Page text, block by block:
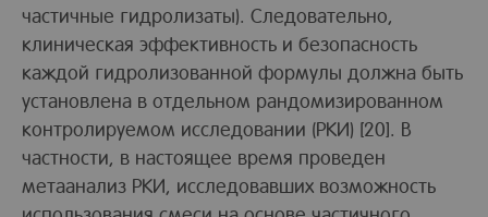
частичные гидролизаты). Следовательно,
клиническая эффективность и безопасность
каждой гидролизованной формулы должна быть
установлена в отдельном рандомизированном
контролируемом исследовании (РКИ) [20]. В
частности, в настоящее время проведен
метаанализ РКИ, исследовавших возможность